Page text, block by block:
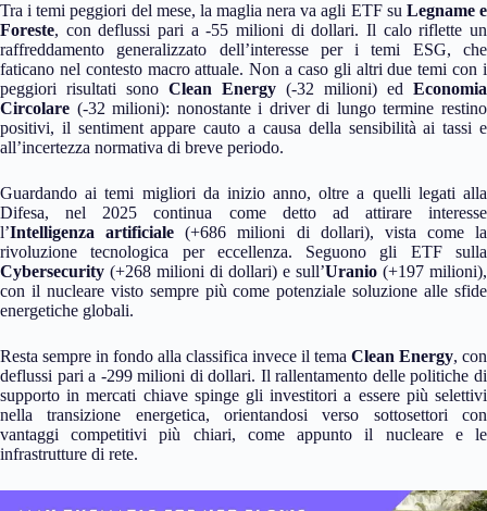
Tra i temi peggiori del mese, la maglia nera va agli ETF su Legname e
Foreste, con deflussi pari a -55 milioni di dollari. Il calo riflette un
raffreddamento generalizzato dell’interesse per i temi ESG, che
faticano nel contesto macro attuale. Non a caso gli altri due temi con i
peggiori risultati sono Clean Energy (-32 milioni) ed Economia
Circolare (-32 milioni): nonostante i driver di lungo termine restino
positivi, il sentiment appare cauto a causa della sensibilità ai tassi e
all’incertezza normativa di breve periodo.
Guardando ai temi migliori da inizio anno, oltre a quelli legati alla
Difesa, nel 2025 continua come detto ad attirare interesse
l’Intelligenza artificiale(+686 milioni di dollari), vista come la
rivoluzione tecnologica per eccellenza. Seguono gli ETF sulla
Cybersecurity (+268 milioni di dollari) e sull’Uranio (+197 milioni),
con il nucleare visto sempre più come potenziale soluzione alle sfide
energetiche globali.
Resta sempre in fondo alla classifica invece il tema Clean Energy, con
deflussi pari a -299 milioni di dollari. Il rallentamento delle politiche di
supporto in mercati chiave spinge gli investitori a essere più selettivi
nella transizione energetica, orientandosi verso sottosettori con
vantaggi competitivi più chiari, come appunto il nucleare e le
infrastrutture di rete.